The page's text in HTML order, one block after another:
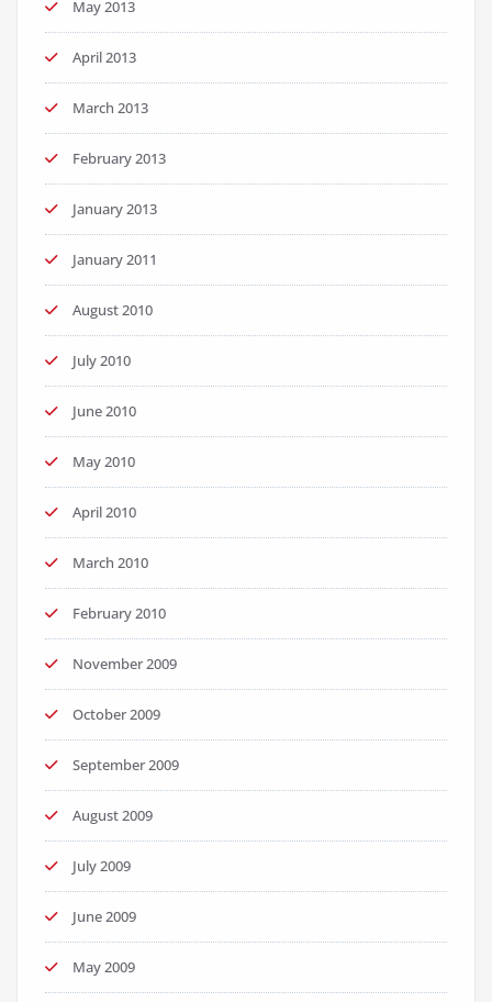
May 2013
April 2013
March 2013
February 2013
January 2013
January 2011
August 2010
July 2010
June 2010
May 2010
April 2010
March 2010
February 2010
November 2009
October 2009
September 2009
August 2009
July 2009
June 2009
May 2009